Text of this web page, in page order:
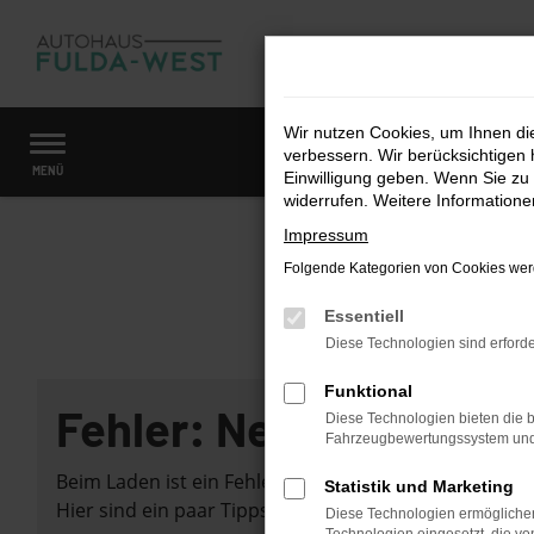
Zum
Hauptinhalt
MENÜ
Startseite Fahrzeugmarkt
Fehler: Network Error
Beim Laden ist ein Fehler aufgetreten.
Hier sind ein paar Tipps, die dir helfen können:
Wir nutzen Cookies, um Ihnen
verbessern. Wir
Einwilligung geben. Wenn Sie
widerrufen. Weitere
Impressum
Folgende Kategorien von Cookies
Essentiell
Diese Technologien sind
Funktional
Diese Technologien bieten die
Fahrzeugbewertungssystem
Statistik und Marketing
Diese Technologien